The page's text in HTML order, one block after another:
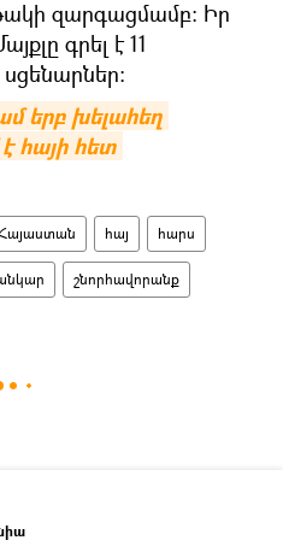
զարգացմամբ։ Իր
գրել է 11
երբ խելահեղ
հայի հետ
հայ հարս
շնորհավորանք